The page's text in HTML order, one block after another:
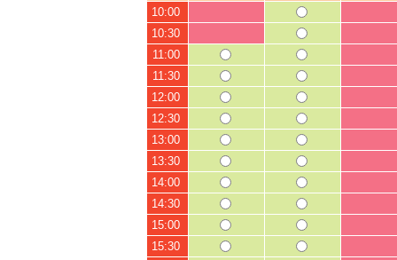
10:00
10:30
11:00
11:30
12:00
12:30
13:00
13:30
14:00
14:30
15:00
15:30